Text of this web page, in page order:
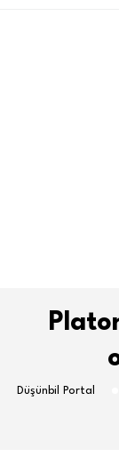
Düşünbil Portal